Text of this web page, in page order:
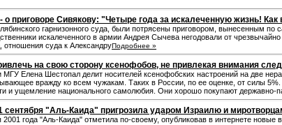
приговоре Сивякову: "Четыре года за искалеченную жизнь! Как
гарнизонного суда, были потрясены приговором, вынесенным
искалеченного в армии Андрея Сычева негодовали от
отношения суда к АлександруПодробнее »
на свою сторону ксенофобов, не привлекая внимания
МГУ Елена Шестопал делит носителей ксенофобских настроений на две
вражду ко всем чужакам. Таких в России, по ее оценке, от силы
и ущемление национального самолюбия. Они хорошо покупают державно-
сентября "Аль-Каида" пригрозила ударом Израилю и
года "Аль-Каида" отметила по-своему, опубликовав в интернете новые